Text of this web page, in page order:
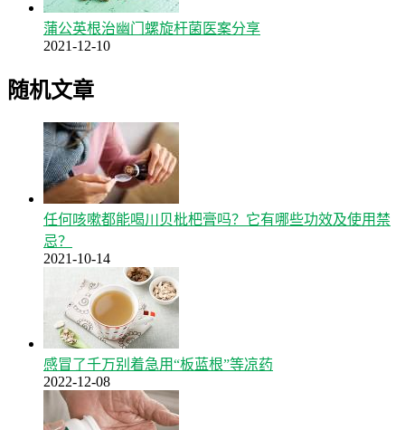
蒲公英根治幽门螺旋杆菌医案分享
2021-12-10
随机文章
任何咳嗽都能喝川贝枇杷膏吗？它有哪些功效及使用禁
忌？
2021-10-14
感冒了千万别着急用“板蓝根”等凉药
2022-12-08